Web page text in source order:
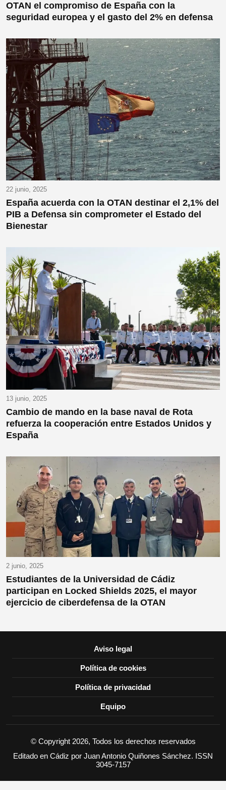
OTAN el compromiso de España con la
seguridad europea y el gasto del 2% en defensa
22 junio, 2025
España acuerda con la OTAN destinar el 2,1% del
PIB a Defensa sin comprometer el Estado del
Bienestar
13 junio, 2025
Cambio de mando en la base naval de Rota
refuerza la cooperación entre Estados Unidos y
España
2 junio, 2025
Estudiantes de la Universidad de Cádiz
participan en Locked Shields 2025, el mayor
ejercicio de ciberdefensa de la OTAN
Aviso legal
Política de cookies
Política de privacidad
Equipo
© Copyright 2026, Todos los derechos reservados
Editado en Cádiz por Juan Antonio Quiñones Sánchez. ISSN
3045-7157